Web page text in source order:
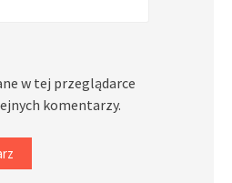
w tej przeglądarce
komentarzy.